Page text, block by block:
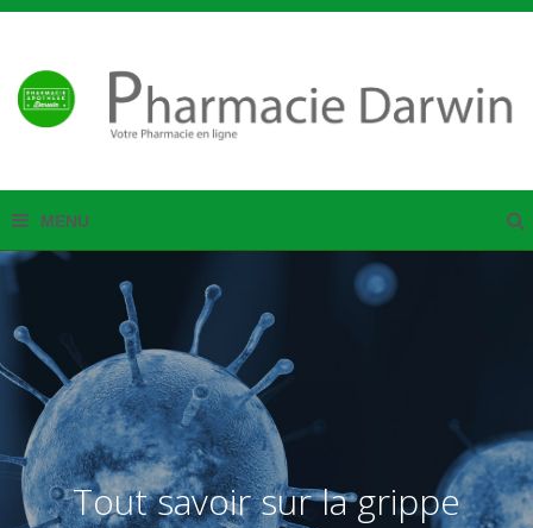
Tout savoir sur la grippe